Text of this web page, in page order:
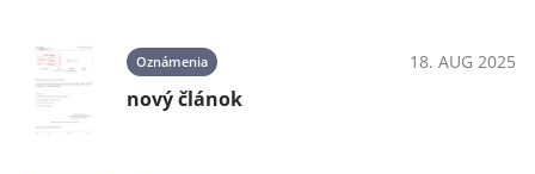
Oznámenia 18. AUG 2025
nový článok